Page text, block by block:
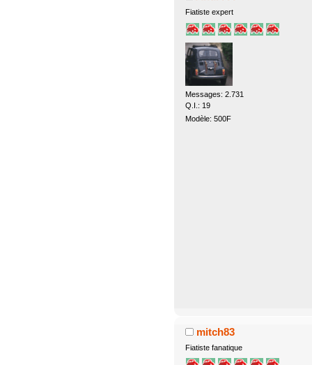
Fiatiste expert
Messages: 2.731
Q.I.: 19
Modèle: 500F
mitch83
Fiatiste fanatique